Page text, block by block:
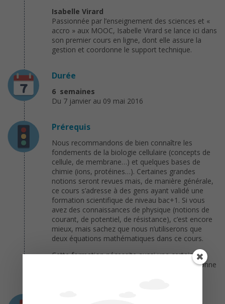
Isabelle Virard
Passionnée par l’enseignement des sciences et «
accro » aux MOOC, Isabelle Virard se lance ici dans
son premier cours en ligne, dont elle assure la
gestion et coordonne le support technique.
Durée
6 semaines
Du 7 janvier au 09 mai 2016
Prérequis
Nous recommandons de bien connaître les
fondements de la biologie cellulaire (concepts de
cellule, de membrane…) et quelques bases de
chimie (ions, protéines…). Certaines grandes
notions seront revues mais, de manière générale,
ce cours s’adresse à des gens ayant validé une
formation scientifique de niveau bac+1. Si vous
avez des connaissances de physique (notions de
courant, de potentiel, de résistance), c’est encore
mieux, mais sachez que nous n’utiliserons que
deux équations mathématiques dans ce cours.
Cette formation nécessite aussi une certaine
aisance avec les outils informatiques et une bonne